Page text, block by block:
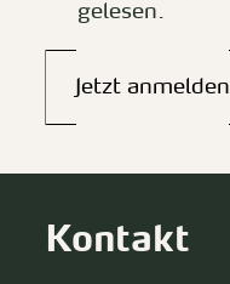
gelesen.
Jetzt anmelden
Kontakt